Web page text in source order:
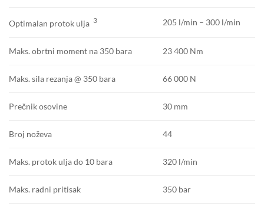
Optimalan protok ulja 3 205 l/min – 300 l/min
Maks. obrtni moment na 350 bara 23 400 Nm
Maks. sila rezanja @ 350 bara 66 000 N
Prečnik osovine 30 mm
Broj noževa 44
Maks. protok ulja do 10 bara 320 l/min
Maks. radni pritisak 350 bar